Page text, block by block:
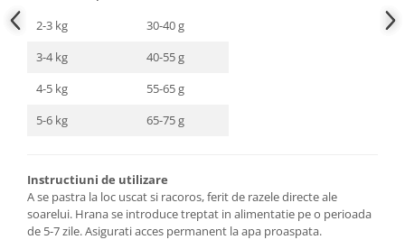
2-3 kg
30-40 g
3-4 kg
40-55 g
4-5 kg
55-65 g
5-6 kg
65-75 g
Instructiuni de utilizare
A se pastra la loc uscat si racoros, ferit de razele directe ale
soarelui. Hrana se introduce treptat in alimentatie pe o perioada
de 5-7 zile. Asigurati acces permanent la apa proaspata.